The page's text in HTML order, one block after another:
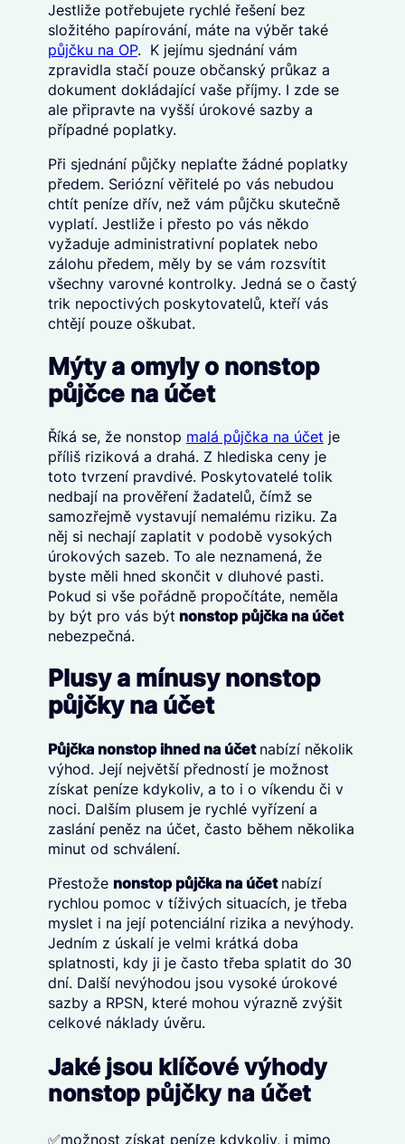
Jestliže potřebujete rychlé řešení bez
složitého papírování, máte na výběr také
půjčku na OP. K jejímu sjednání vám
zpravidla stačí pouze občanský průkaz a
dokument dokládající vaše příjmy. I zde se
ale připravte na vyšší úrokové sazby a
případné poplatky.
Při sjednání půjčky neplaťte žádné poplatky
předem. Seriózní věřitelé po vás nebudou
chtít peníze dřív, než vám půjčku skutečně
vyplatí. Jestliže i přesto po vás někdo
vyžaduje administrativní poplatek nebo
zálohu předem, měly by se vám rozsvítit
všechny varovné kontrolky. Jedná se o častý
trik nepoctivých poskytovatelů, kteří vás
chtějí pouze oškubat.
Mýty a omyly o nonstop
půjčce na účet
Říká se, že nonstop malá půjčka na účet je
příliš riziková a drahá. Z hlediska ceny je
toto tvrzení pravdivé. Poskytovatelé tolik
nedbají na prověření žadatelů, čímž se
samozřejmě vystavují nemalému riziku. Za
něj si nechají zaplatit v podobě vysokých
úrokových sazeb. To ale neznamená, že
byste měli hned skončit v dluhové pasti.
Pokud si vše pořádně propočítáte, neměla
by být pro vás být nonstop půjčka na účet
nebezpečná.
Plusy a mínusy nonstop
půjčky na účet
Půjčka nonstop ihned na účet nabízí několik
výhod. Její největší předností je možnost
získat peníze kdykoliv, a to i o víkendu či v
noci. Dalším plusem je rychlé vyřízení a
zaslání peněz na účet, často během několika
minut od schválení.
Přestože nonstop půjčka na účet nabízí
rychlou pomoc v tíživých situacích, je třeba
myslet i na její potenciální rizika a nevýhody.
Jedním z úskalí je velmi krátká doba
splatnosti, kdy ji je často třeba splatit do 30
dní. Další nevýhodou jsou vysoké úrokové
sazby a RPSN, které mohou výrazně zvýšit
celkové náklady úvěru.
Jaké jsou klíčové výhody
nonstop půjčky na účet
✅možnost získat peníze kdykoliv, i mimo